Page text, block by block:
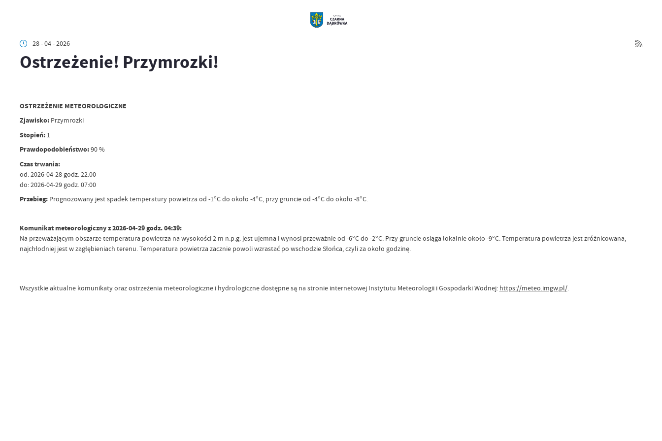
28 - 04 - 2026
Ostrzeżenie! Przymrozki!
OSTRZEŻENIE METEOROLOGICZNE
Zjawisko: Przymrozki
Stopień:1
Prawdopodobieństwo:90 %
Czas trwania:
od: 2026-04-28 godz. 22:00
do: 2026-04-29 godz. 07:00
Przebieg:Prognozowany jest spadek temperatury powietrza od -1°C do około -4°C, przy gruncie od -4°C do około -8°C.
Komunikat meteorologiczny z 2026-04-29 godz. 04:39:
Na przeważającym obszarze temperatura powietrza na wysokości 2 m n.p.g. jest ujemna i wynosi przeważnie od -6°C do -2°C. Przy gruncie osiąga lokalnie około -9°C. Temperatura powietrza jest zróżnicowana,
najchłodniej jest w zagłębieniach terenu. Temperatura powietrza zacznie powoli wzrastać po wschodzie Słońca, czyli za około godzinę.
Wszystkie aktualne komunikaty oraz ostrzeżenia meteorologiczne i hydrologiczne dostępne są na stronie internetowej Instytutu Meteorologii i Gospodarki Wodnej: https://meteo.imgw.pl/.